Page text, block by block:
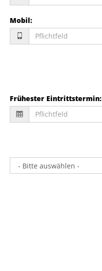
Mobil:
Frühester Eintrittstermin: